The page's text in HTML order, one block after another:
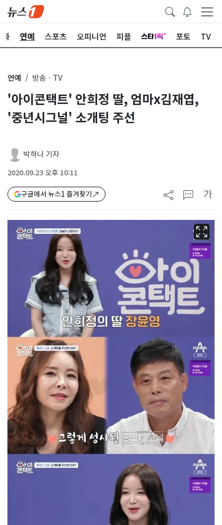
화 연예 스포츠 오피니언 피플 포토 TV
연예 방송ㆍTV
'아이콘택트' 안희정 딸, 엄마x김재엽,
'중년시그널' 소개팅 주선
박하나 기자
2020.09.23 오후 10:11
구글에서 뉴스1 즐겨찾기 가